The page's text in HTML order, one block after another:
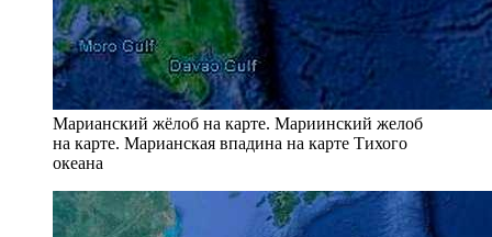
Марианский жёлоб на карте. Мариинский желоб
на карте. Марианская впадина на карте Тихого
океана